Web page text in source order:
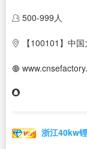
500-999人
【100101】中
浙江40kw